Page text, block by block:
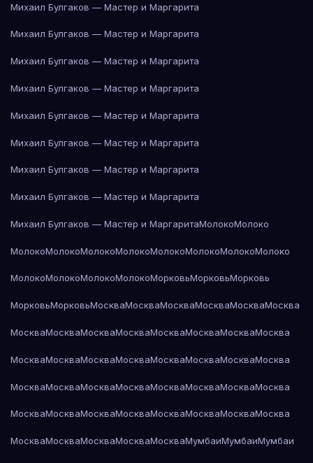
Михаил Булгаков — Мастер и Маргарита
Михаил Булгаков — Мастер и Маргарита
Михаил Булгаков — Мастер и Маргарита
Михаил Булгаков — Мастер и Маргарита
Михаил Булгаков — Мастер и Маргарита
Михаил Булгаков — Мастер и Маргарита
Михаил Булгаков — Мастер и Маргарита
Михаил Булгаков — Мастер и Маргарита
Михаил Булгаков — Мастер и МаргаритаМолокоМолоко
МолокоМолокоМолокоМолокоМолокоМолокоМолокоМолоко
МолокоМолокоМолокоМолокоМорковьМорковьМорковь
МорковьМорковьМоскваМоскваМоскваМоскваМоскваМосква
МоскваМоскваМоскваМоскваМоскваМоскваМоскваМосква
МоскваМоскваМоскваМоскваМоскваМоскваМоскваМосква
МоскваМоскваМоскваМоскваМоскваМоскваМоскваМосква
МоскваМоскваМоскваМоскваМоскваМоскваМоскваМосква
МоскваМоскваМоскваМоскваМоскваМумбаиМумбаиМумбаи